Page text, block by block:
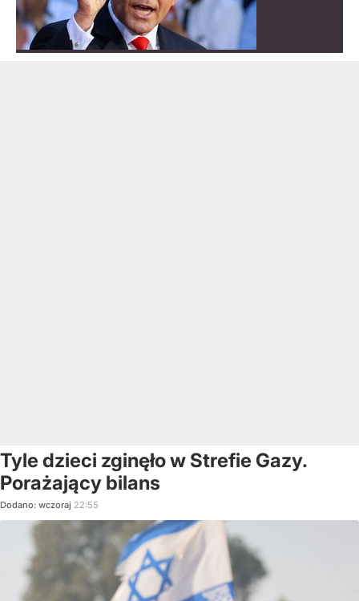
Tyle dzieci zginęło w Strefie Gazy.
Porażający bilans
Dodano: wczoraj 22:55